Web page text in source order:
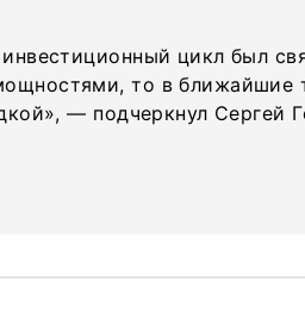
цикл был
то в ближайшие
— подчеркнул Сергей